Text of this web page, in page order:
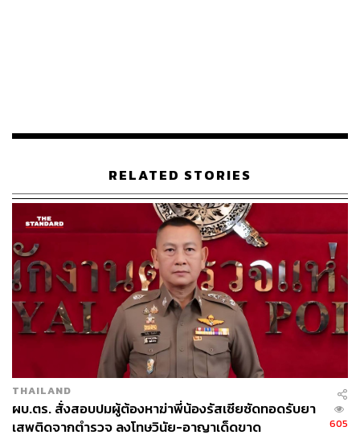
RELATED STORIES
THAILAND
ผบ.ตร. สั่งสอบปมผู้ต้องหาฆ่าพี่น้องรัสเซียซัดทอดรับยา
เสพติดจากตำรวจ ลงโทษวินัย-อาญาเด็ดขาด
605